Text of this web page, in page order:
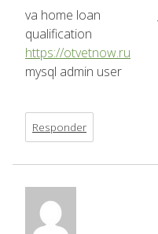
va home loan
qualification
https://otvetnow.ru
mysql admin user
Responder